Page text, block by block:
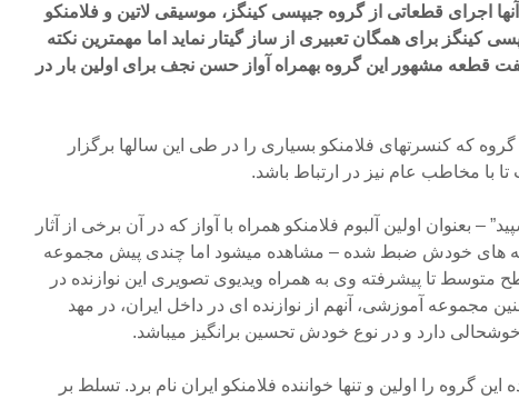
اجرای قطعاتی از گروه جیپسی کینگز، موسیقی لاتین و فلامنکو
کینگز برای همگان تعبیری از ساز گیتار نماید اما مهمترین نکته
قطعه مشهور این گروه بهمراه آواز حسن نجف برای اولین بار در
که کنسرتهای فلامنکو بسیاری را در طی این سالها برگزار
با مخاطب عام نیز در ارتباط باشد.
– بعنوان اولین آلبوم فلامنکو همراه با آواز که در آن برخی از آثار
های خودش ضبط شده – مشاهده میشود اما چندی پیش مجموعه
متوسط تا پیشرفته وی به همراه ویدیوی تصویری این نوازنده در
مجموعه آموزشی، آنهم از نوازنده ای در داخل ایران، در مهد
دارد و در نوع خودش تحسین برانگیز میباشد.
گروه را اولین و تنها خواننده فلامنکو ایران نام برد. تسلط بر